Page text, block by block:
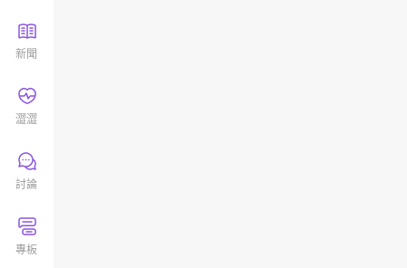
新聞
澀澀
討論
專板